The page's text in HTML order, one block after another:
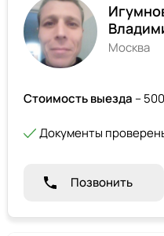
Москва
Стоимость выезда –
Документы
Позвонить